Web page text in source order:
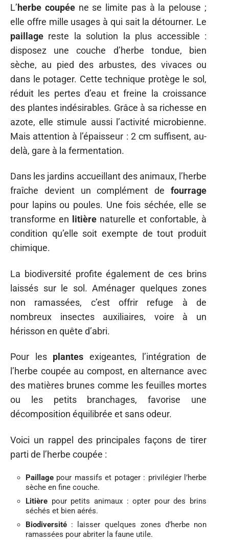
L’herbe coupéene se limite pas à la pelouse ;
elle offre mille usages à qui sait la détourner. Le
paillage reste la solution la plus accessible :
disposez une couche d’herbe tondue, bien
sèche, au pied des arbustes, des vivaces ou
dans le potager. Cette technique protège le sol,
réduit les pertes d’eau et freine la croissance
des plantes indésirables. Grâce à sa richesse en
azote, elle stimule aussi l’activité microbienne.
Mais attention à l’épaisseur : 2 cm suffisent, au-
delà, gare à la fermentation.
Dans les jardins accueillant des animaux, l’herbe
fraîche devient un complément de fourrage
pour lapins ou poules. Une fois séchée, elle se
transforme en
litière naturelle et confortable, à
condition qu’elle soit exempte de tout produit
chimique.
La biodiversité profite également de ces brins
laissés sur le sol. Aménager quelques zones
non ramassées, c’est offrir refuge à de
nombreux insectes auxiliaires, voire à un
hérisson en quête d’abri.
Pour les plantes exigeantes, l’intégration de
l’herbe coupée au compost, en alternance avec
des matières brunes comme les feuilles mortes
ou les petits branchages, favorise une
décomposition équilibrée et sans odeur.
Voici un rappel des principales façons de tirer
parti de l’herbe coupée :
Paillage pour massifs et potager : privilégier l’herbe
sèche en fine couche.
Litière pour petits animaux : opter pour des brins
séchés et bien aérés.
Biodiversité : laisser quelques zones d’herbe non
ramassées pour abriter la faune utile.